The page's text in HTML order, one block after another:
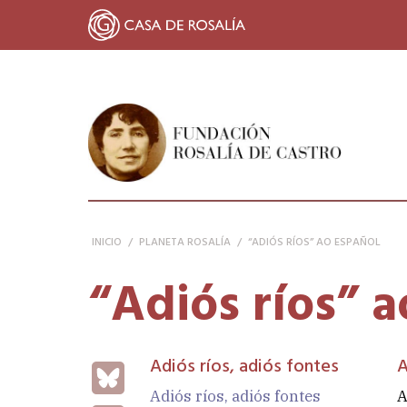
FUNDACIÓN ROSALÍA DE CASTRO
INICIO / PLANETA ROSALÍA / “ADIÓS RÍOS” AO ESPAÑOL
“Adiós ríos”
Bluesky
Adiós ríos, adiós fontes
Adiós ríos, adiós fontes